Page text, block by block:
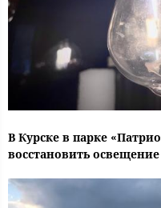
В Курске в парке
восстановить